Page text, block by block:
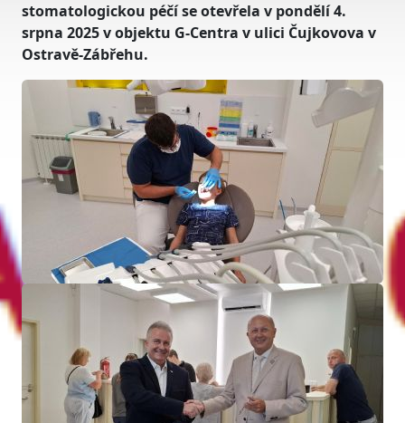
stomatologickou péčí se otevřela v pondělí 4.
srpna 2025 v objektu G-Centra v ulici Čujkovova v
Ostravě-Zábřehu.